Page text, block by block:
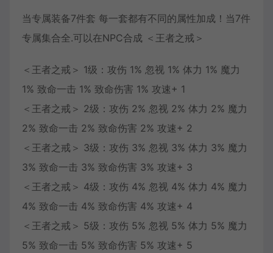
当专属装备7件套 每一套都有不同的属性加成！当7件
专属集合全.可以在NPC合成 ＜王者之戒＞
＜王者之戒＞ 1级：攻伤 1% 忽视 1% 体力 1% 魔力
1% 致命一击 1% 致命伤害 1% 攻速+ 1
＜王者之戒＞ 2级：攻伤 2% 忽视 2% 体力 2% 魔力
2% 致命一击 2% 致命伤害 2% 攻速+ 2
＜王者之戒＞ 3级：攻伤 3% 忽视 3% 体力 3% 魔力
3% 致命一击 3% 致命伤害 3% 攻速+ 3
＜王者之戒＞ 4级：攻伤 4% 忽视 4% 体力 4% 魔力
4% 致命一击 4% 致命伤害 4% 攻速+ 4
＜王者之戒＞ 5级：攻伤 5% 忽视 5% 体力 5% 魔力
5% 致命一击 5% 致命伤害 5% 攻速+ 5